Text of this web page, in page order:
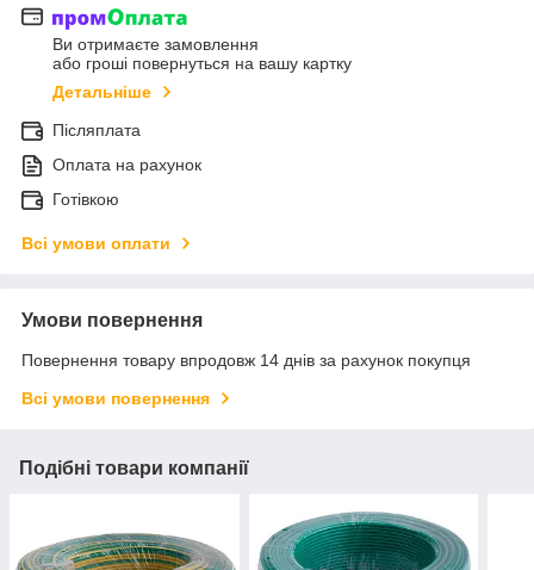
Ви отримаєте замовлення
або гроші повернуться на вашу картку
Детальніше
Післяплата
Оплата на рахунок
Готівкою
Всі умови оплати
Умови повернення
Повернення товару впродовж 14 днів за рахунок покупця
Всі умови повернення
Подібні товари компанії